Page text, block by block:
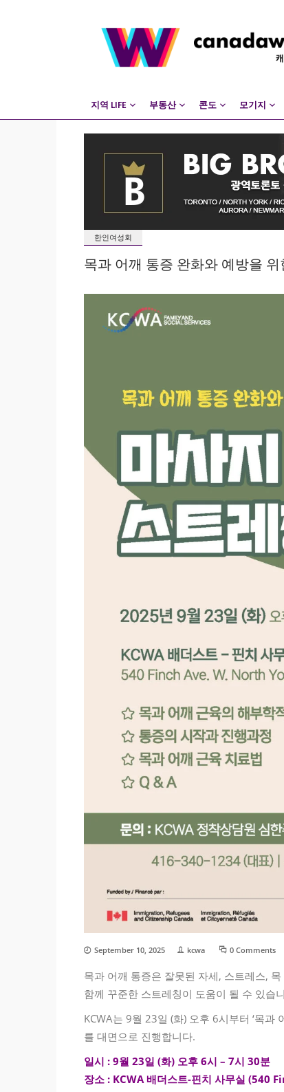
지역 LIFE 부동산 콘도 모기지
한인여성회
목과 어깨 통증 완화와 예방을
September 10, 2025 kcwa 0 Comments
목과 어깨 통증은 잘못된 자세, 스트레스,
함께 꾸준한 스트레칭이 도움이 될 수 있습
KCWA는 9월 23일 (화) 오후 6시부터 ‘목
를 대면으로 진행합니다.
일시 : 9월 23일 (화) 오후 6시 – 7시 30분
장소 : KCWA 배더스트-핀치 사무실 (540